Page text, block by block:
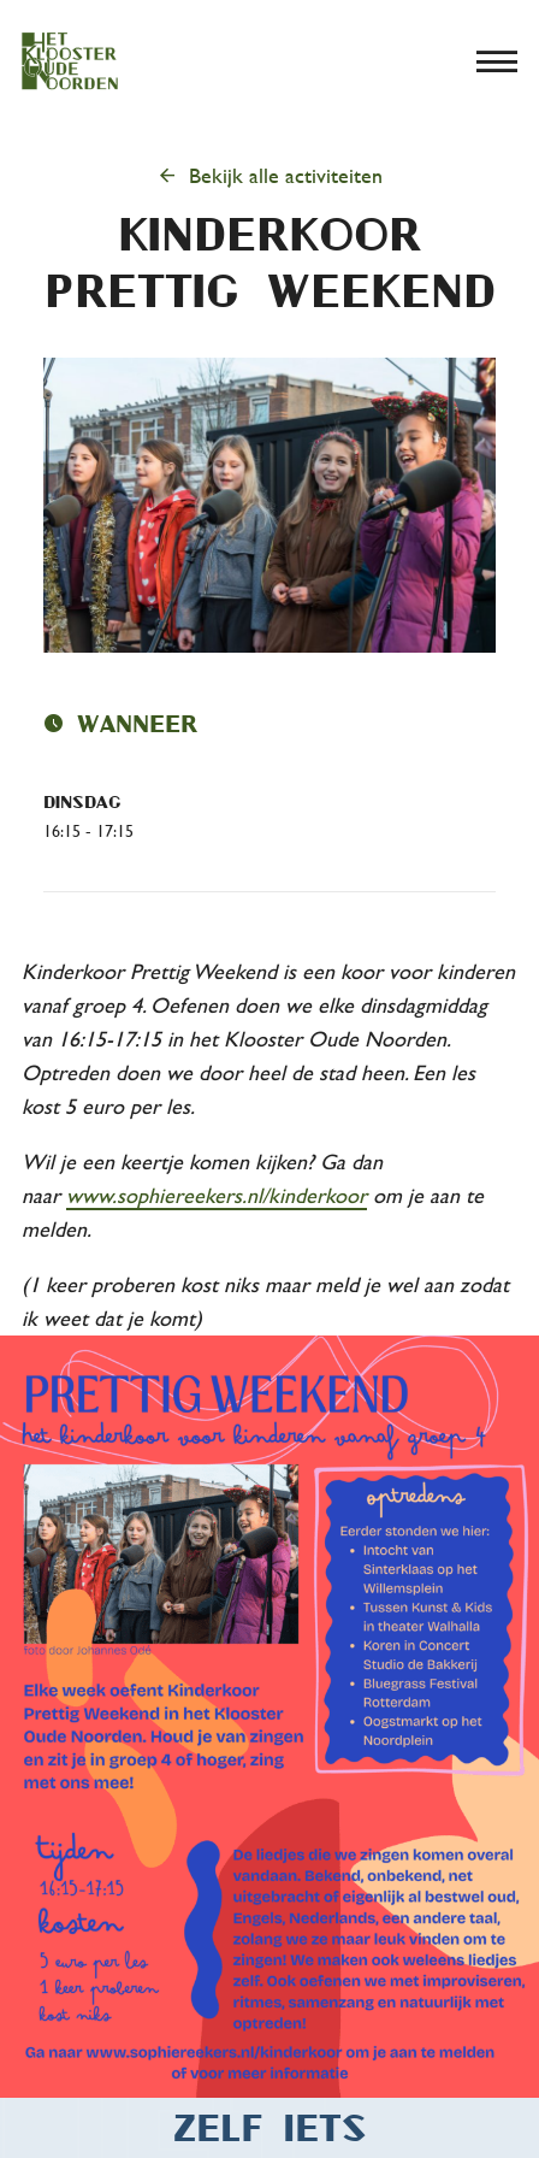
menu
arrow_back Bekijk alle activiteiten
Kinderkoor
Prettig Weekend
schedule Wanneer
Dinsdag
16:15 - 17:15
Kinderkoor Prettig Weekend is een koor voor kinderen
vanaf groep 4. Oefenen doen we elke dinsdagmiddag
van 16:15-17:15 in het Klooster Oude Noorden.
Optreden doen we door heel de stad heen. Een les
kost 5 euro per les.
Wil je een keertje komen kijken? Ga dan
naar www.sophiereekers.nl/kinderkoorom je aan te
melden.
(1 keer proberen kost niks maar meld je wel aan zodat
ik weet dat je komt)
Zelf iets
Activiteiten